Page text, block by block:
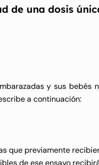
de una dosis
y sus bebés
a continuación:
que previamente
de ese ensayo